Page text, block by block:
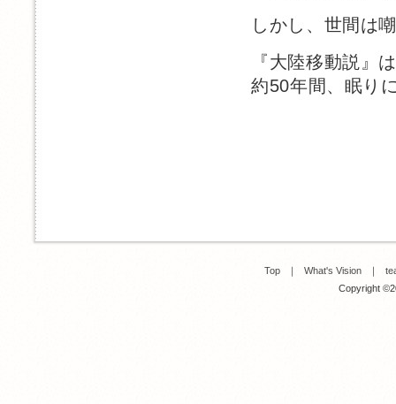
しかし、世間は
『大陸移動説』
約50年間、眠り
Top What's Vision
Copyright